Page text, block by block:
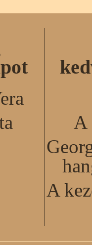
A
A